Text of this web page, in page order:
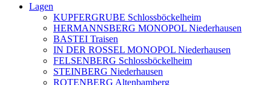
Lagen
KUPFERGRUBE Schlossböckelheim
HERMANNSBERG MONOPOL Niederhausen
BASTEI Traisen
IN DER ROSSEL MONOPOL Niederhausen
FELSENBERG Schlossböckelheim
STEINBERG Niederhausen
ROTENBERG Altenbamberg